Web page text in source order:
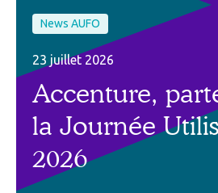
News AUFO
23 juillet 2026
Accenture,
la Journée
2026